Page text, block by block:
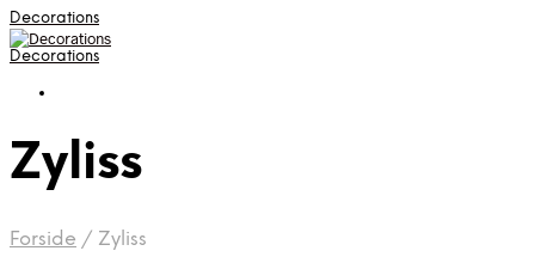
Decorations
Decorations
Zyliss
Forside / Zyliss